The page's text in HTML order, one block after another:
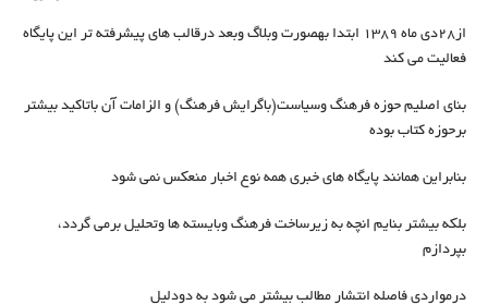
از28دی ماه 1389 ابتدا بهصورت وبلاگ وبعد درقالب های پیشرفته تر این پایگاه
فعالیت می کند
بنای اصلیم حوزه فرهنگ وسیاست(باگرایش فرهنگ) و الزامات آن باتاکید بیشتر
برحوزه کتاب بوده
بنابراین همانند پایگاه های خبری همه نوع اخبار منعکس نمی شود
بلکه بیشتر بنایم انچه به زیرساخت فرهنگ وبایسته ها وتحلیل برمی گردد،
بپردازم
درمواردی فاصله انتشار مطالب بیشتر می شود به دودلیل